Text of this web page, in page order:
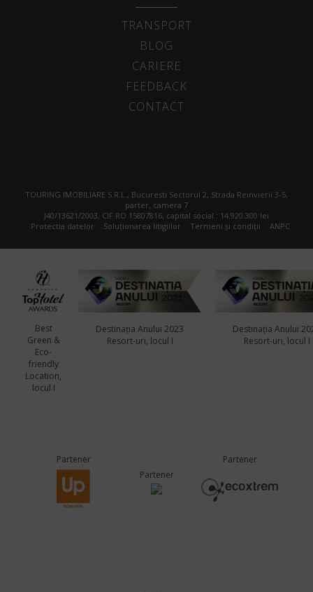
TRANSPORT
BLOG
CARIERE
FEEDBACK
CONTACT
TOURING IMOBILIARE S.R.L., Bucuresti Sectorul 2, Strada Reinvierii 3-5,
parter, camera 7
J40/13621/2003, CIF RO 15807816, capital social : 14.920.300 lei
Protectia datelor
Soluționarea litigiilor Termeni și condiții ANPC
Best
Green &
Eco-
friendly
Location,
locul I
Destinația Anului 2023
Resort-uri, locul I
Destinația Anului
Resort-uri, locul I
Partener
Partener
Partener